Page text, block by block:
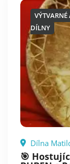
VÝTVARNÉ
DÍLNY
Dílna
🎯